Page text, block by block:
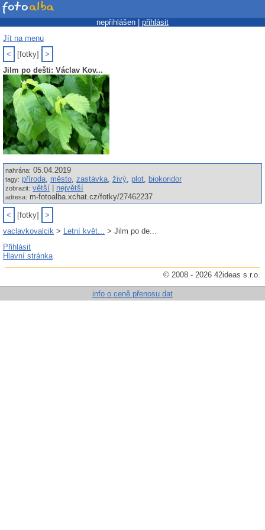
nepřihlášen | přihlásit
Jít na menu
<
[fotky]
>
Jilm po dešti: Václav Kov...
nahrána: 05.04.2019
tagy: příroda, město, zastávka, živý, plot, biokoridor
zobrazit: větší největší
adresa: m-fotoalba.xchat.cz/fotky/27462237
< [fotky]
>
vaclavkovalcik > Letní květ... > Jilm po de...
Přihlásit
Hlavní stránka
© 2008 - 2026 42ideas s.r.o.
info o ceně přenosu dat